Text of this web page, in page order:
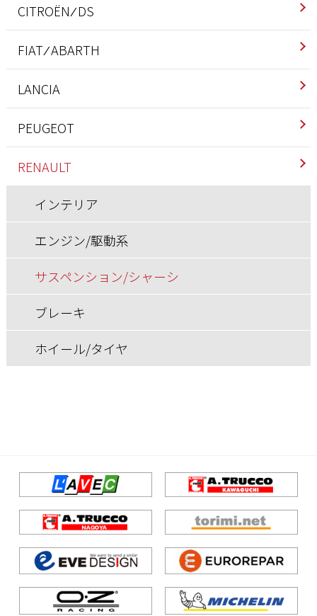
インテリア
エクステリア
エンジン/駆動系
ブレーキ
ホイール/タイヤ
CITROËN ⁄ DS
インテリア
エクステリア
エンジン/駆動系
FIAT ⁄ ABARTH
アバルト
インテリア
エクステリア
エンジン/駆動系
サスペンション/シャーシ
その他
ブレーキ
ホイール/タイヤ
LANCIA
インテリア
エクステリア
エンジン/駆動系
サスペンション/シャーシ
ブレーキ
ホイール/タイヤ
PEUGEOT
インテリア
エクステリア
エンジン/駆動系
サスペンション/シャーシ
その他
ブレーキ
RENAULT
インテリア
エンジン/駆動系
サスペンション/シャーシ
ブレーキ
ホイール/タイヤ